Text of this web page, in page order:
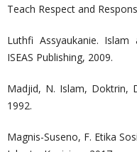
Teach Respect and
Luthfi Assyaukanie.
ISEAS Publishing, 2009.
Madjid, N. Islam, Doktrin,
1992.
Magnis-Suseno, F. Etika